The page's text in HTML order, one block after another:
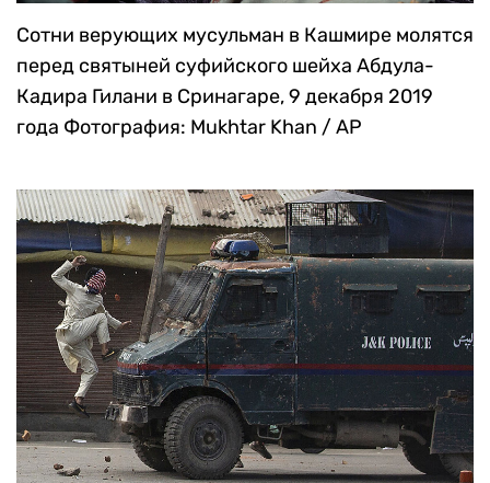
Сотни верующих мусульман в Кашмире молятся
перед святыней суфийского шейха Абдула-
Кадира Гилани в Сринагаре, 9 декабря 2019
года Фотография: Mukhtar Khan / AP